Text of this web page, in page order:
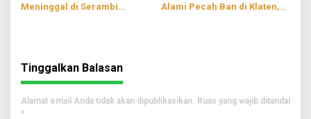
Meninggal di Serambi
Alami Pecah Ban di Klaten,
Tinggalkan Balasan
Alamat email Anda tidak akan dipublikasikan. Ruas yang wajib ditandai
*